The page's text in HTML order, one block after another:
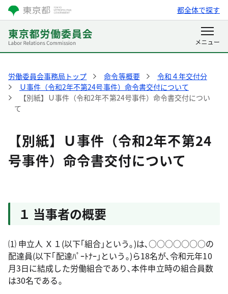
都全体で探す
労働委員会事務局トップ 命令等概要
令和４年交付分
Ｕ事件（令和2年不第24号事件）命令書交付について
【別紙】Ｕ事件（令和2年不第24号事件）命令書交付につい
て
【別紙】Ｕ事件（令和2年不第24
号事件）命令書交付について
１ 当事者の概要
⑴ 申立人 Ｘ１(以下｢組合｣という｡)は､○○○○○○○の
配達員(以下｢配達ﾊﾟｰﾄﾅｰ｣という｡)ら18名が､令和元年10
月3日に結成した労働組合であり､本件申立時の組合員数
は30名である｡